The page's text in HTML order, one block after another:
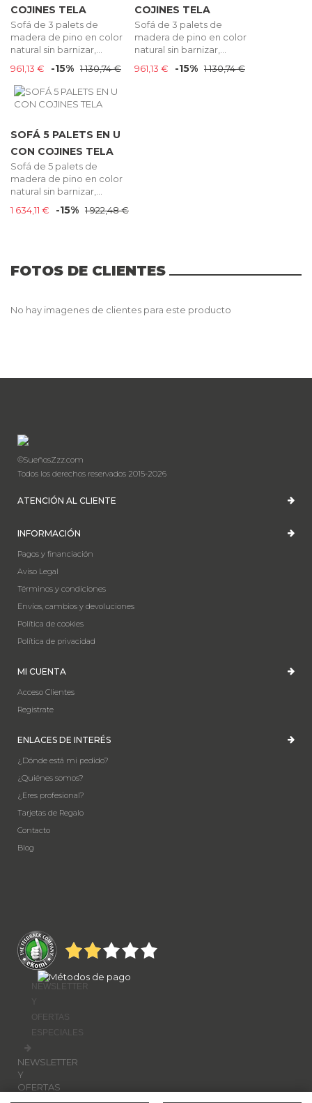
COJINES TELA
Sofá de 3 palets de
madera de pino en color
natural sin barnizar,...
961,13 €
-15% 1 130,74 €
COJINES TELA
Sofá de 3 palets de
madera de pino en color
natural sin barnizar,...
961,13 €
-15% 1 130,74 €
SOFÁ 5 PALETS EN U
CON COJINES TELA
Sofá de 5 palets de
madera de pino en color
natural sin barnizar,...
1 634,11 €
-15% 1 922,48 €
FOTOS DE CLIENTES
No hay imagenes de clientes para este producto
©SueñosZzz.com
Todos los derechos reservados 2015-2026
ATENCIÓN AL CLIENTE
INFORMACIÓN
Pagos y financiación
Aviso Legal
Términos y condiciones
Envíos, cambios y devoluciones
Política de cookies
Política de privacidad
MI CUENTA
Acceso Clientes
Registrate
ENLACES DE INTERÉS
¿Dónde está mi pedido?
¿Quiénes somos?
¿Eres profesional?
Tarjetas de Regalo
Contacto
Blog
NEWSLETTER
Y
OFERTAS
ESPECIALES
NEWSLETTER
Y
OFERTAS